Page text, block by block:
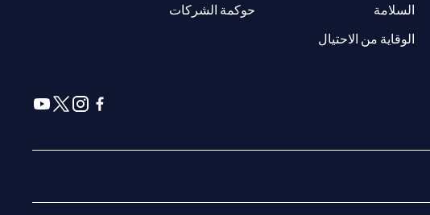
السلامة
الوقاية من الاحتيال
حوكمة الشركات
(opens in a new tab)